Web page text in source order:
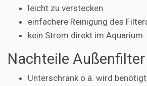
leicht zu verstecken
einfachere Reinigung des
kein Strom direkt im Aquarium
Nachteile Außenfilter
Unterschrank o.ä. wird benötigt